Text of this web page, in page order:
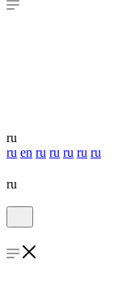
ru
ru en ru ru ru ru ru
ru